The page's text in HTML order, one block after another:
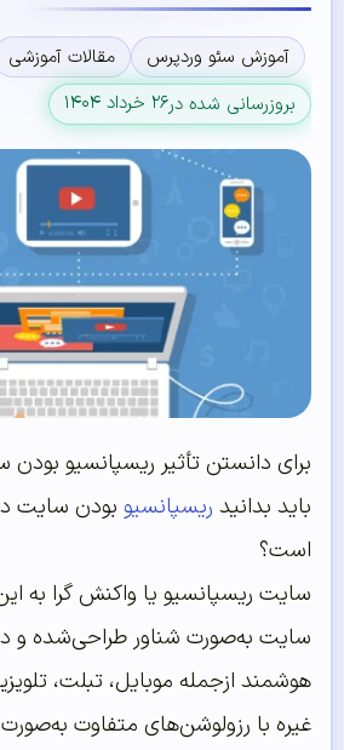
آموزش سئو وردپرس
مقالات آموزشی
بروزرسانی شده در۲۶ خرداد ۱۴۰۴
برای دانستن تأثیر ریسپانسیو بودن
باید بدانید ریسپانسیو بودن سایت
است؟
سایت ریسپانسیو یا واکنش گرا به
سایت به‌صورت شناور طراحی‌شده و
هوشمند ازجمله موبایل، تبلت،
غیره با رزولوشن‌های متفاوت